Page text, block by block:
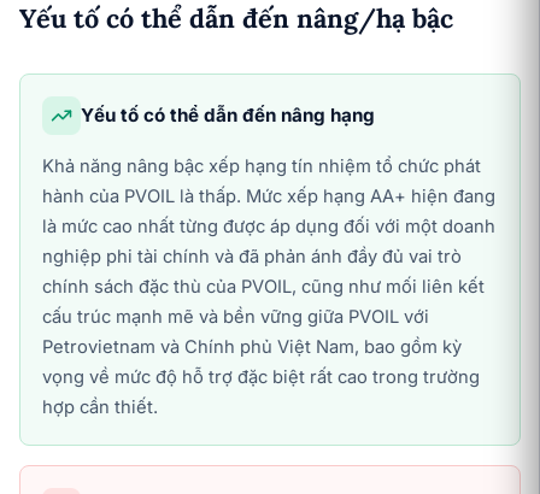
Yếu tố có thể dẫn đến nâng/hạ bậc
Yếu tố có thể dẫn đến nâng hạng
Khả năng nâng bậc xếp hạng tín nhiệm tổ chức phát
hành của PVOIL là thấp. Mức xếp hạng AA+ hiện đang
là mức cao nhất từng được áp dụng đối với một doanh
nghiệp phi tài chính và đã phản ánh đầy đủ vai trò
chính sách đặc thù của PVOIL, cũng như mối liên kết
cấu trúc mạnh mẽ và bền vững giữa PVOIL với
Petrovietnam và Chính phủ Việt Nam, bao gồm kỳ
vọng về mức độ hỗ trợ đặc biệt rất cao trong trường
hợp cần thiết.